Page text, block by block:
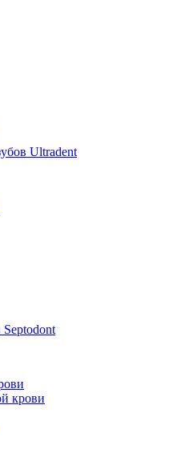
Ultradent
крови